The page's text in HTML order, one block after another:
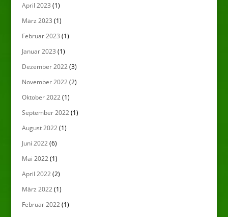
April 2023 (1)
März 2023 (1)
Februar 2023 (1)
Januar 2023 (1)
Dezember 2022(3)
November 2022(2)
Oktober 2022(1)
September 2022(1)
August 2022(1)
Juni 2022(6)
Mai 2022(1)
April 2022(2)
März 2022(1)
Februar 2022(1)